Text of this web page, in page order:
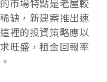
市場特點是老屋較
缺，新建案推出速
裡的投資策略應以
旺盛，租金回報率